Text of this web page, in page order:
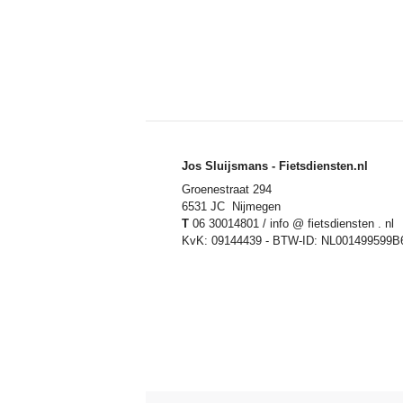
Jos Sluijsmans - Fietsdiensten.nl
Groenestraat 294
6531 JC Nijmegen
T 06 30014801 / info @ fietsdiensten . nl
KvK: 09144439 - BTW-ID: